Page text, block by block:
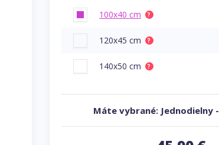
100x40 cm ?
120x45 cm ?
140x50 cm ?
Máte vybrané: Jednodielny-